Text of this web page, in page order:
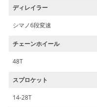
ディレイラー
シマノ6段変速
チェーンホイール
48T
スプロケット
14-28T